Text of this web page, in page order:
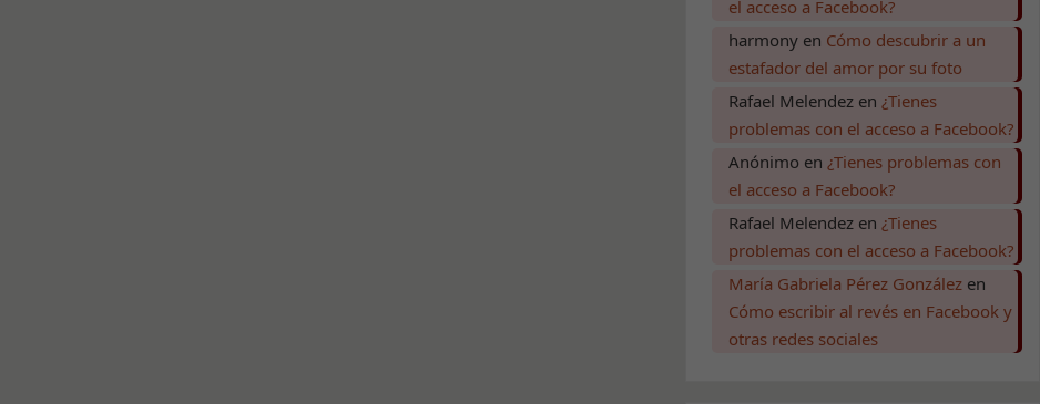
el acceso a Facebook?
harmonyen Cómo descubrir a un
estafador del amor por su foto
Rafael Melendezen ¿Tienes
problemas con el acceso a Facebook?
Anónimo en ¿Tienes problemas con
el acceso a Facebook?
Rafael Melendezen ¿Tienes
problemas con el acceso a Facebook?
María Gabriela Pérez Gonzálezen
Cómo escribir al revés en Facebook y
otras redes sociales